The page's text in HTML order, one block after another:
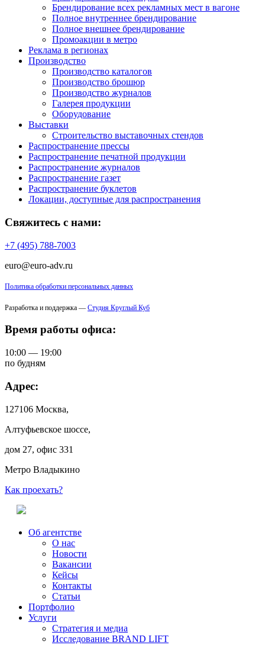
Брендирование всех рекламных мест в вагоне
Полное внутреннее брендирование
Полное внешнее брендирование
Промоакции в метро
Реклама в регионах
Производство
Производство каталогов
Производство брошюр
Производство журналов
Галерея продукции
Оборудование
Выставки
Строительство выставочных стендов
Распространение прессы
Распространение печатной продукции
Распространение журналов
Распространение газет
Распространение буклетов
Локации, доступные для распространения
Свяжитесь с нами:
+7 (495) 788-7003
euro@euro-adv.ru
Политика обработки персональных данных
Разработка и поддержка — Студия Круглый Куб
Время работы офиса:
10:00 — 19:00
по будням
Адрес:
127106 Москва,
Алтуфьевское шоссе,
дом 27, офис 331
Метро Владыкино
Как проехать?
Об агентстве
О нас
Новости
Вакансии
Кейсы
Контакты
Статьи
Портфолио
Услуги
Стратегия и медиа
Исследование BRAND LIFT